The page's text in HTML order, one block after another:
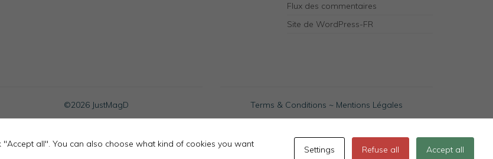
Flux des commentaires
Site de WordPress-FR
©2026 JustMagD Terms & Conditions ~ Mentions Légales
"Accept all". You can also choose what kind of cookies you want
Settings Refuse all Accept all